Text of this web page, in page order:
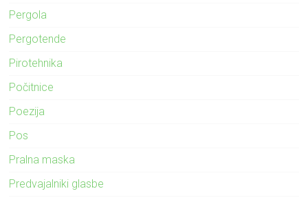
Pergola
Pergotende
Pirotehnika
Počitnice
Poezija
Pos
Pralna maska
Predvajalniki glasbe